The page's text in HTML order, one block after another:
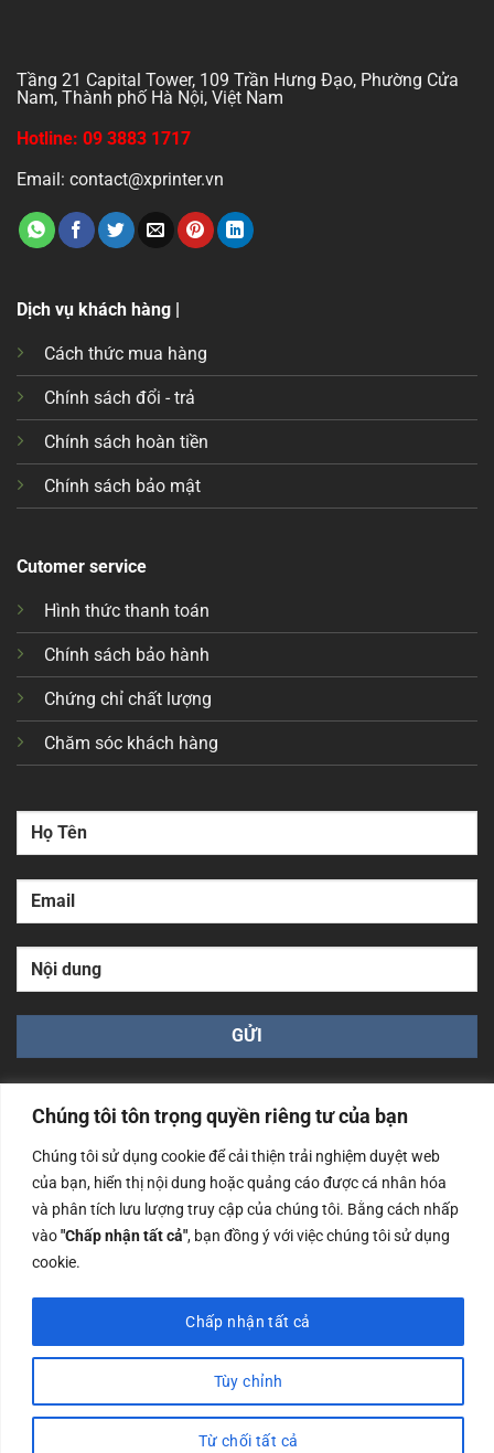
Chúng tôi tôn trọng quyền riêng tư của bạn
Chúng tôi sử dụng cookie để cải thiện trải nghiệm duyệt web
của bạn, hiển thị nội dung hoặc quảng cáo được cá nhân hóa
và phân tích lưu lượng truy cập của chúng tôi. Bằng cách nhấp
vào"Chấp nhận tất cả", bạn đồng ý với việc chúng tôi sử dụng
cookie.
Tùy chỉnh
Từ chối tất cả
Chấp nhận tất cả
Tầng 21 Capital Tower, 109 Trần Hưng Đạo, Phường Cửa
Nam, Thành phố Hà Nội, Việt Nam
Hotline: 09 3883 1717
Email: contact@xprinter.vn
Dịch vụ khách hàng |
Cách thức mua hàng
Chính sách đổi - trả
Chính sách hoàn tiền
Chính sách bảo mật
Cutomer service
Hình thức thanh toán
Chính sách bảo hành
Chứng chỉ chất lượng
Chăm sóc khách hàng
Công ty TNHH Nam Bình Xương - Số ĐKKD: 0108783483
cấp ngày 14/06/2019 bởi Sở Kế Hoạch và Đầu Tư Tp. Hà
Nội
Copyrights @2023 Nam Binh Xuong. All Rights Reserved